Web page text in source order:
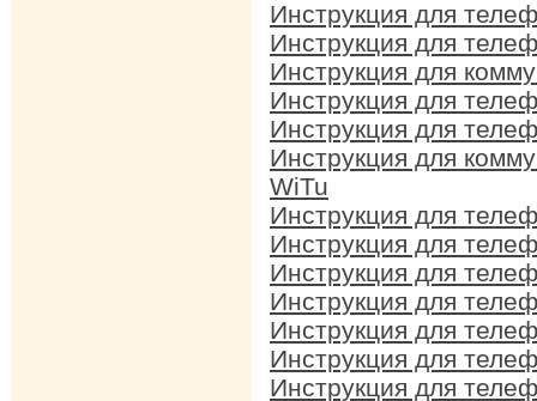
Инструкция для
Инструкция для
Инструкция для
Инструкция для
Инструкция для
Инструкция для
WiTu
Инструкция для
Инструкция для
Инструкция для
Инструкция для
Инструкция для
Инструкция для
Инструкция для